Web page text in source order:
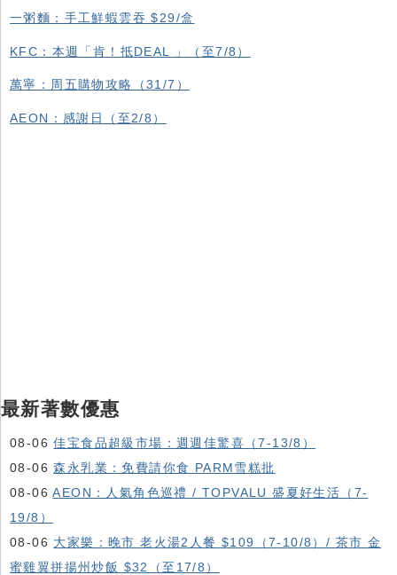
一粥麵：手工鮮蝦雲吞 $29/盒
KFC ：本週「肯！抵DEAL 」（至7/8）
萬寧：周五購物攻略（31/7）
AEON：感謝日（至2/8）
最新著數優惠
08-06佳宝食品超級市場：週週佳驚喜（7-13/8）
08-06森永乳業：免費請你食 PARM雪糕批
08-06AEON：人氣角色巡禮 / TOPVALU 盛夏好生活（7-
19/8）
08-06 大家樂：晚市 老火湯2人餐 $109（7-10/8）/ 茶市 金
蜜雞翼拼揚州炒飯 $32（至17/8）